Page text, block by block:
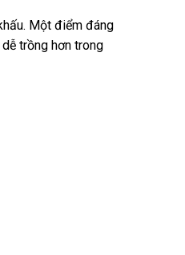
Một điểm đáng
trồng hơn trong